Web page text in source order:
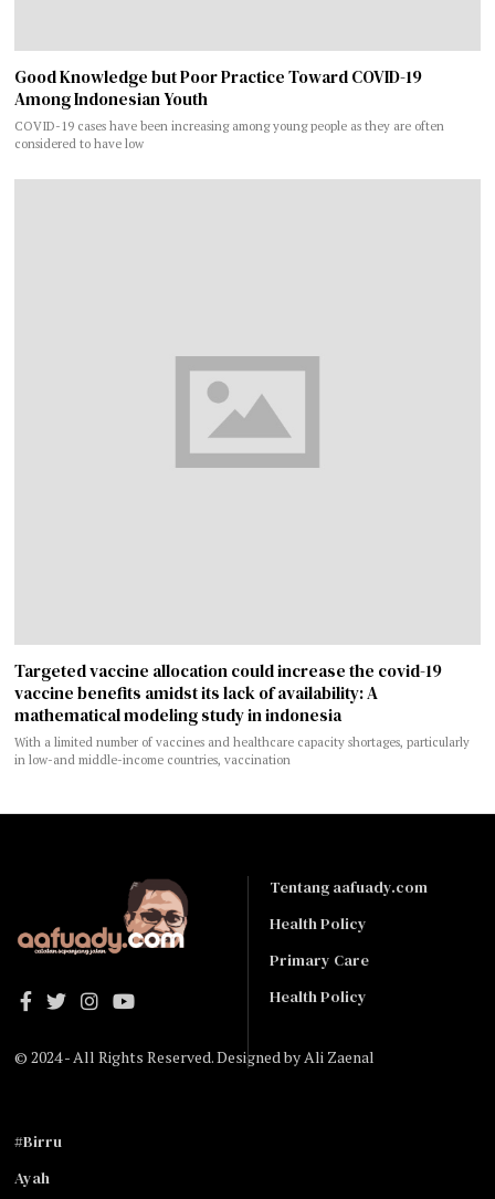
Good Knowledge but Poor Practice Toward COVID-19
Among Indonesian Youth
COVID-19 cases have been increasing among young people as they are often
considered to have low
Targeted vaccine allocation could increase the covid-19
vaccine benefits amidst its lack of availability: A
mathematical modeling study in indonesia
With a limited number of vaccines and healthcare capacity shortages, particularly
in low-and middle-income countries, vaccination
© 2024 - All Rights Reserved. Designed by Ali Zaenal
Tentang aafuady.com
Health Policy
Primary Care
Health Policy
#Birru
Ayah